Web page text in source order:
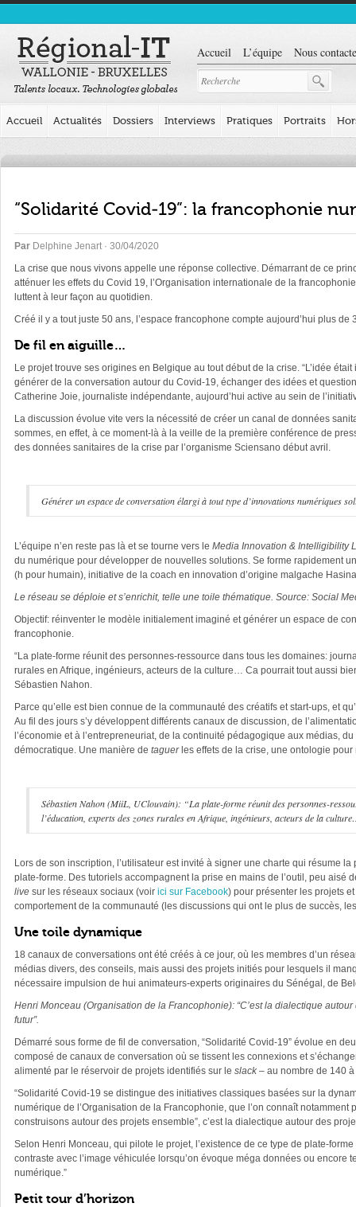
Accueil L’équipe Nous
Accueil Actualités Dossiers Interviews Pratiques Portraits
“Solidarité Covid-19”: la francophonie
Par Delphine Jenart · 30/04/2020
La crise que nous vivons appelle une réponse collective. Démarrant de ce
atténuer les effets du Covid 19, l’Organisation internationale de la
luttent à leur façon au quotidien.
Créé il y a tout juste 50 ans, l’espace francophone compte aujourd’hui plus
De fil en aiguille…
Le projet trouve ses origines en Belgique au tout début de la crise. “L’idée
générer de la conversation autour du Covid-19, échanger des idées et
Catherine Joie, journaliste indépendante, aujourd’hui active au sein de
La discussion évolue vite vers la nécessité de créer un canal de données
sommes, en effet, à ce moment-là à la veille de la première conférence de
des données sanitaires de la crise par l’organisme Sciensano début avril.
Générer un espace de conversation élargi à tout type d’innovations numériques
L’équipe n’en reste pas là et se tourne vers le Media Innovation & Intelligibility
du numérique pour développer de nouvelles solutions. Se forme rapidement
(h pour humain), initiative de la coach en innovation d’origine malgache
Le réseau se déploie et s’enrichit, telle une toile thématique. Source: Social
Objectif: réinventer le modèle initialement imaginé et générer un espace de
francophonie.
“La plate-forme réunit des personnes-ressource dans tous les domaines:
rurales en Afrique, ingénieurs, acteurs de la culture… Ca pourrait tout aussi
Sébastien Nahon.
Parce qu’elle est bien connue de la communauté des créatifs et start-ups, et
Au fil des jours s’y développent différents canaux de discussion, de
l’économie et à l’entrepreneuriat, de la continuité pédagogique aux médias,
démocratique. Une manière de taguerles effets de la crise, une ontologie
Sébastien Nahon (MiiL, UClouvain): “La plate-forme réunit des personnes-
l’éducation, experts des zones rurales en Afrique, ingénieurs, acteurs de la
Lors de son inscription, l’utilisateur est invité à signer une charte qui résume
plate-forme. Des tutoriels accompagnent la prise en mains de l’outil, peu
live sur les réseaux sociaux (voir ici sur Facebook) pour présenter les projets
comportement de la communauté (les discussions qui ont le plus de succès,
Une toile dynamique
18 canaux de conversations ont été créés à ce jour, où les membres d’un
médias divers, des conseils, mais aussi des projets initiés pour lesquels il
nécessaire impulsion de hui animateurs-experts originaires du Sénégal, de
Henri Monceau (Organisation de la Francophonie): “C’est la dialectique
futur”.
Démarré sous forme de fil de conversation, “Solidarité Covid-19” évolue en
composé de canaux de conversation où se tissent les connexions et
alimenté par le réservoir de projets identifiés sur le slack – au nombre de 140
“Solidarité Covid-19 se distingue des initiatives classiques basées sur la
numérique de l’Organisation de la Francophonie, que l’on connaît
construisons autour des projets ensemble”, c’est la dialectique autour des
Selon Henri Monceau, qui pilote le projet, l’existence de ce type de plate-
contraste avec l’image véhiculée lorsqu’on évoque méga données ou
numérique.”
Petit tour d’horizon